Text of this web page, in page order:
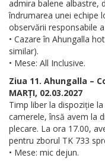
admira balene albastre,
îndrumarea unei echipe
observării responsabile
• Cazare în Ahungalla
similar).
• Mese: All Inclusive.
Ziua 11. Ahungalla –
MARȚI, 02.03.2027
Timp liber la dispoziție
camerele, însă avem la
plecare. La ora 17.00,
pentru zborul TK 733
• Mese: mic dejun.